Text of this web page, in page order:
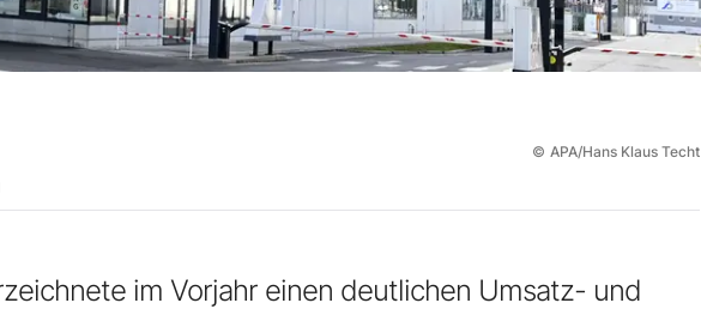
© APA/Hans Klaus Techt
im Vorjahr einen deutlichen Umsatz- und